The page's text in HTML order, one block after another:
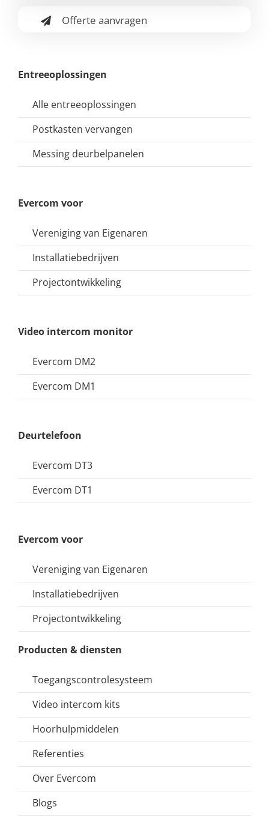
Offerte aanvragen
Evercom voor
Vereniging van Eigenaren
Installatiebedrijven
Projectontwikkeling
Producten & diensten
Toegangscontrolesysteem
Video intercom kits
Hoorhulpmiddelen
Referenties
Over Evercom
Blogs
Entreeoplossingen
Alle entreeoplossingen
Postkasten vervangen
Messing deurbelpanelen
Evercom voor
Vereniging van Eigenaren
Installatiebedrijven
Projectontwikkeling
Video intercom monitor
Evercom DM2
Evercom DM1
Deurtelefoon
Evercom DT3
Evercom DT1